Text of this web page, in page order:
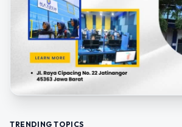
TRENDING TOPICS